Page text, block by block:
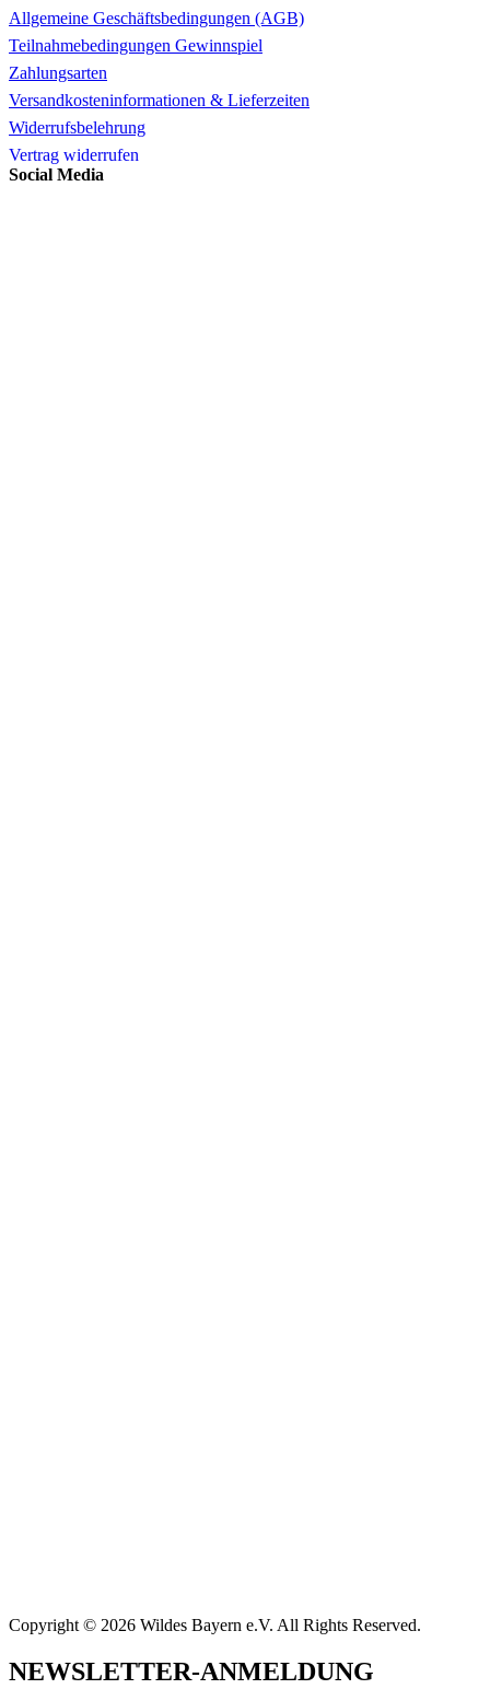
Allgemeine Geschäftsbedingungen (AGB)
Teilnahmebedingungen Gewinnspiel
Zahlungsarten
Versandkosteninformationen & Lieferzeiten
Widerrufsbelehrung
Vertrag widerrufen
Social Media
Copyright © 2026 Wildes Bayern e.V. All Rights Reserved.
NEWSLETTER-ANMELDUNG